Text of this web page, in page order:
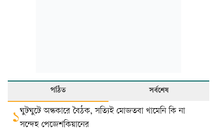
পঠিত সর্বশেষ
১ঘুটঘুটে অন্ধকারে বৈঠক, সত্যিই মোজতবা খামেনি কি না
সন্দেহ পেজেশকিয়ানের